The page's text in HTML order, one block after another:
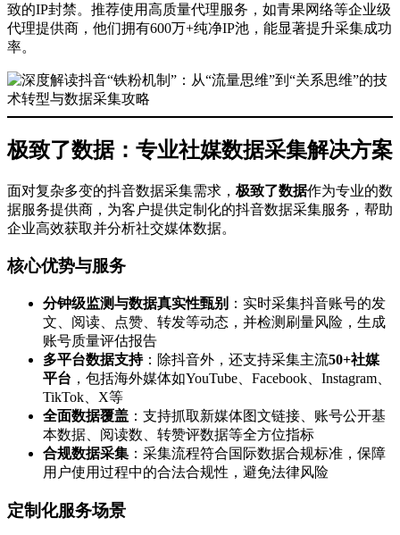
致的IP封禁。推荐使用高质量代理服务，如青果网络等企业级
代理提供商，他们拥有600万+纯净IP池，能显著提升采集成功
率。
极致了数据：专业社媒数据采集解决方案
面对复杂多变的抖音数据采集需求， 极致了数据作为专业的数
据服务提供商，为客户提供定制化的抖音数据采集服务，帮助
企业高效获取并分析社交媒体数据。
核心优势与服务
分钟级监测与数据真实性甄别 ：实时采集抖音账号的发
文、阅读、点赞、转发等动态，并检测刷量风险，生成
账号质量评估报告
多平台数据支持：除抖音外，还支持采集主流50+社媒
平台 ，包括海外媒体如YouTube、Facebook、Instagram、
TikTok、X等
全面数据覆盖 ：支持抓取新媒体图文链接、账号公开基
本数据、阅读数、转赞评数据等全方位指标
合规数据采集 ：采集流程符合国际数据合规标准，保障
用户使用过程中的合法合规性，避免法律风险
定制化服务场景